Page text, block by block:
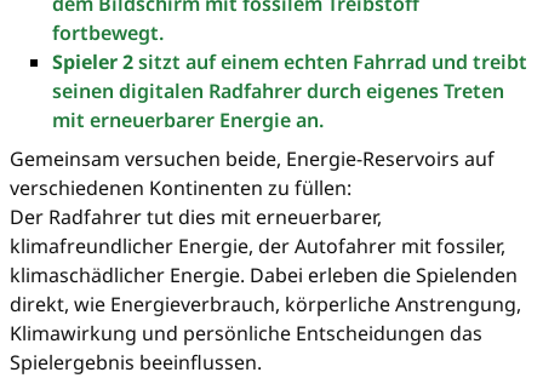
fortbewegt.
Spieler 2sitzt auf einem echten Fahrrad und treibt
seinen digitalen Radfahrer durch eigenes Treten
mit erneuerbarer Energie an.
Gemeinsam versuchen beide, Energie-Reservoirs auf
verschiedenen Kontinenten zu füllen:
Der Radfahrer tut dies mit erneuerbarer,
klimafreundlicher Energie, der Autofahrer mit fossiler,
klimaschädlicher Energie. Dabei erleben die Spielenden
direkt, wie Energieverbrauch, körperliche Anstrengung,
Klimawirkung und persönliche Entscheidungen das
Spielergebnis beeinflussen.